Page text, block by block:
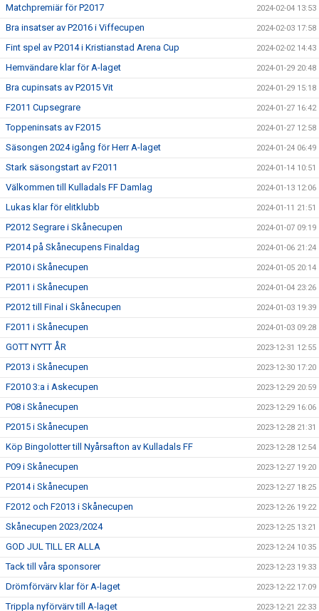
Matchpremiär för P2017 2024-02-04 13:53
Bra insatser av P2016 i Viffecupen 2024-02-03 17:58
Fint spel av P2014 i Kristianstad Arena Cup 2024-02-02 14:43
Hemvändare klar för A-laget 2024-01-29 20:48
Bra cupinsats av P2015 Vit 2024-01-29 15:18
F2011 Cupsegrare 2024-01-27 16:42
Toppeninsats av F2015 2024-01-27 12:58
Säsongen 2024 igång för Herr A-laget 2024-01-24 06:49
Stark säsongstart av F2011 2024-01-14 10:51
Välkommen till Kulladals FF Damlag 2024-01-13 12:06
Lukas klar för elitklubb 2024-01-11 21:51
P2012 Segrare i Skånecupen 2024-01-07 09:19
P2014 på Skånecupens Finaldag 2024-01-06 21:24
P2010 i Skånecupen 2024-01-05 20:14
P2011 i Skånecupen 2024-01-04 23:26
P2012 till Final i Skånecupen 2024-01-03 19:39
F2011 i Skånecupen 2024-01-03 09:28
GOTT NYTT ÅR 2023-12-31 12:55
P2013 i Skånecupen 2023-12-30 17:20
F2010 3:a i Askecupen 2023-12-29 20:59
P08 i Skånecupen 2023-12-29 16:06
P2015 i Skånecupen 2023-12-28 21:31
Köp Bingolotter till Nyårsafton av Kulladals FF 2023-12-28 12:54
P09 i Skånecupen 2023-12-27 19:20
P2014 i Skånecupen 2023-12-27 18:25
F2012 och F2013 i Skånecupen 2023-12-26 19:22
Skånecupen 2023/2024 2023-12-25 13:21
GOD JUL TILL ER ALLA 2023-12-24 10:35
Tack till våra sponsorer 2023-12-23 19:33
Drömförvärv klar för A-laget 2023-12-22 17:09
Trippla nyförvärv till A-laget 2023-12-21 22:33